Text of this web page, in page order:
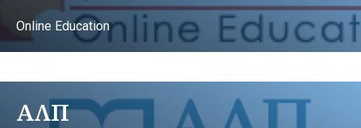
Online Education
ΑΛΠ